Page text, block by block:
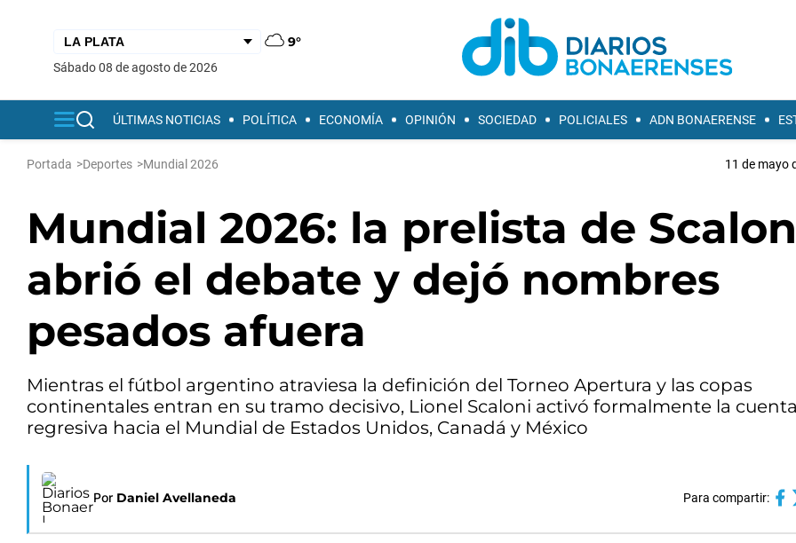
9°
sábado 08 de agosto de 2026
ÚLTIMAS NOTICIAS POLÍTICA ECONOMÍA OPINIÓN SOCIEDAD POLICIALES ADN BONAERENSE
Portada >Deportes >Mundial 2026 11 de mayo
Mundial 2026: la prelista de
abrió el debate y dejó nombres
pesados afuera
Mientras el fútbol argentino atraviesa la definición del Torneo Apertura y las copas
continentales entran en su tramo decisivo, Lionel Scaloni activó formalmente la cuenta
regresiva hacia el Mundial de Estados Unidos, Canadá y México
Por Daniel Avellaneda Para compartir: